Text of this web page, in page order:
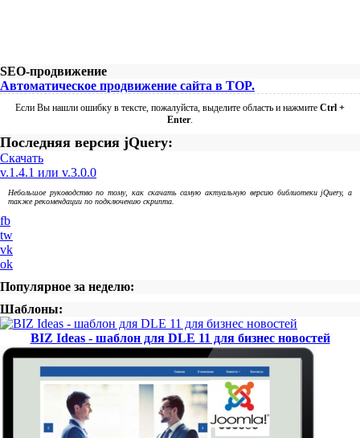
SEO-продвижение
Автоматическое продвижение сайта в TOP.
Если Вы нашли ошибку в тексте, пожалуйста, выделите область и нажмите Ctrl +
Enter.
Последняя версия jQuery:
Скачать
v.1.4.1 или v.3.0.0
Небольшое руководство по тому, как скачать самую актуальную версию библиотеки jQuery, а
также рекомендации по подключению скрипта.
fb
tw
vk
ok
Популярное за неделю:
Шаблоны:
BIZ Ideas - шаблон для DLE 11 для бизнес новостей